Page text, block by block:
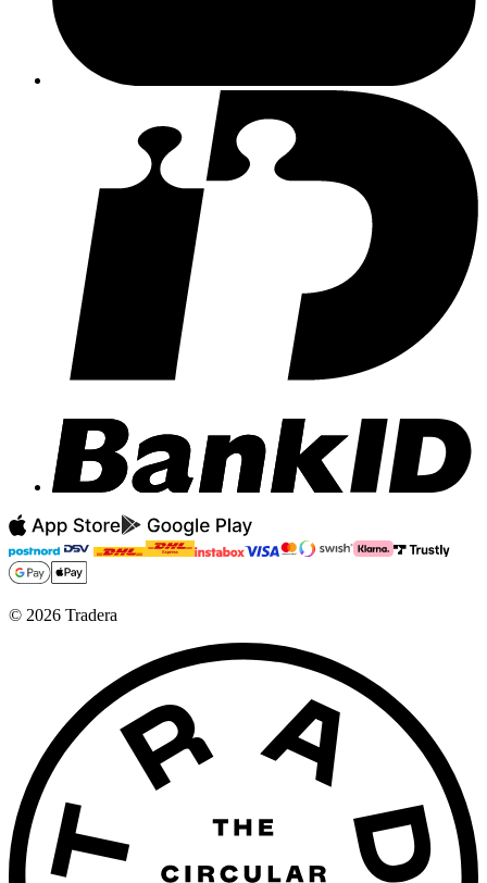
© 2026 Tradera